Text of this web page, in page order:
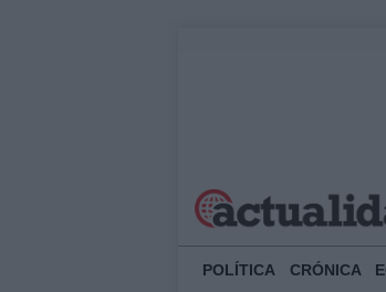
POLÍTICA CRÓNICA